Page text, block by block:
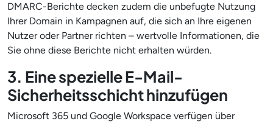
DMARC-Berichte decken zudem die unbefugte Nutzung
Ihrer Domain in Kampagnen auf, die sich an Ihre eigenen
Nutzer oder Partner richten – wertvolle Informationen, die
Sie ohne diese Berichte nicht erhalten würden.
3. Eine spezielle E-Mail-
Sicherheitsschicht hinzufügen
Microsoft 365 und Google Workspace verfügen über